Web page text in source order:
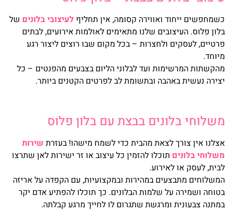
כשמחפשים ייחוד ואווירה קסומה, אין תחליף לעיצובי בלונים של
בלון פלוס. העיצובים שלנו מתאימים לאולמות אירועים, לבתים
פרטיים, לעסקים ולחצרות – בכל מקום שבו רוצים ליצור רגע
מיוחד.
מהקשתות המרשימות ועד לבלוני הליום בצבעים מהפנטים – כל
יצירה נעשית באהבה ובתשומת לב לפרטים הקטנים ביותר.
משלוחי בלונים בבצת עם בלון פלוס
אצלנו אין צורך לצאת מהבית כדי לשמח מישהו! בעזרת שירות
משלוחי בלונים תוכלו להזמין כל עיצוב או זר ישירות לאן שתרצו
לבית, לעסק או לאירוע.
המשלוחים מתבצעים במהירות ובמקצועיות, עם הקפדה על אריזה
בטוחה ושמירה על שלמות הבלונים. כך תוכלו להפתיע אדם יקר
במתנה צבעונית ומרגשת שתגרום לו לחייך מרגע קבלתה.